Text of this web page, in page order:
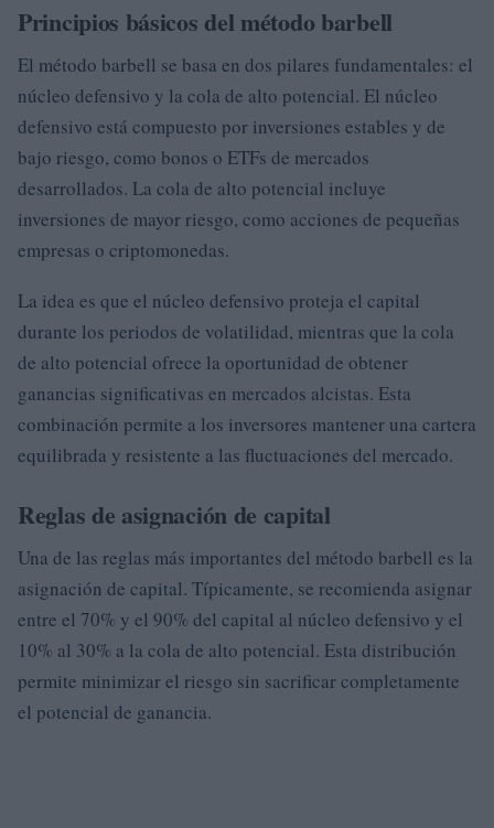
Principios básicos del método barbell
El método barbell se basa en dos pilares fundamentales: el
núcleo defensivo y la cola de alto potencial. El núcleo
defensivo está compuesto por inversiones estables y de
bajo riesgo, como bonos o ETFs de mercados
desarrollados. La cola de alto potencial incluye
inversiones de mayor riesgo, como acciones de pequeñas
empresas o criptomonedas.
La idea es que el núcleo defensivo proteja el capital
durante los periodos de volatilidad, mientras que la cola
de alto potencial ofrece la oportunidad de obtener
ganancias significativas en mercados alcistas. Esta
combinación permite a los inversores mantener una cartera
equilibrada y resistente a las fluctuaciones del mercado.
Reglas de asignación de capital
Una de las reglas más importantes del método barbell es la
asignación de capital. Típicamente, se recomienda asignar
entre el 70% y el 90% del capital al núcleo defensivo y el
10% al 30% a la cola de alto potencial. Esta distribución
permite minimizar el riesgo sin sacrificar completamente
el potencial de ganancia.